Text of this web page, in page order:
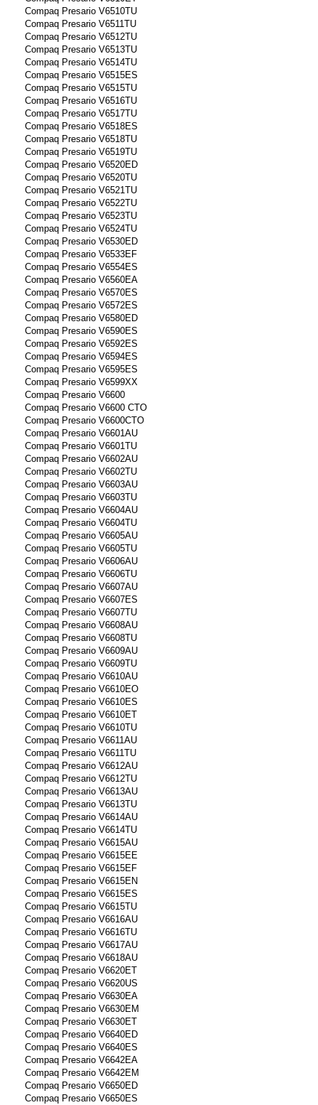
Compaq Presario V6510TU
Compaq Presario V6511TU
Compaq Presario V6512TU
Compaq Presario V6513TU
Compaq Presario V6514TU
Compaq Presario V6515ES
Compaq Presario V6515TU
Compaq Presario V6516TU
Compaq Presario V6517TU
Compaq Presario V6518ES
Compaq Presario V6518TU
Compaq Presario V6519TU
Compaq Presario V6520ED
Compaq Presario V6520TU
Compaq Presario V6521TU
Compaq Presario V6522TU
Compaq Presario V6523TU
Compaq Presario V6524TU
Compaq Presario V6530ED
Compaq Presario V6533EF
Compaq Presario V6554ES
Compaq Presario V6560EA
Compaq Presario V6570ES
Compaq Presario V6572ES
Compaq Presario V6580ED
Compaq Presario V6590ES
Compaq Presario V6592ES
Compaq Presario V6594ES
Compaq Presario V6595ES
Compaq Presario V6599XX
Compaq Presario V6600
Compaq Presario V6600 CTO
Compaq Presario V6600CTO
Compaq Presario V6601AU
Compaq Presario V6601TU
Compaq Presario V6602AU
Compaq Presario V6602TU
Compaq Presario V6603AU
Compaq Presario V6603TU
Compaq Presario V6604AU
Compaq Presario V6604TU
Compaq Presario V6605AU
Compaq Presario V6605TU
Compaq Presario V6606AU
Compaq Presario V6606TU
Compaq Presario V6607AU
Compaq Presario V6607ES
Compaq Presario V6607TU
Compaq Presario V6608AU
Compaq Presario V6608TU
Compaq Presario V6609AU
Compaq Presario V6609TU
Compaq Presario V6610AU
Compaq Presario V6610EO
Compaq Presario V6610ES
Compaq Presario V6610ET
Compaq Presario V6610TU
Compaq Presario V6611AU
Compaq Presario V6611TU
Compaq Presario V6612AU
Compaq Presario V6612TU
Compaq Presario V6613AU
Compaq Presario V6613TU
Compaq Presario V6614AU
Compaq Presario V6614TU
Compaq Presario V6615AU
Compaq Presario V6615EE
Compaq Presario V6615EF
Compaq Presario V6615EN
Compaq Presario V6615ES
Compaq Presario V6615TU
Compaq Presario V6616AU
Compaq Presario V6616TU
Compaq Presario V6617AU
Compaq Presario V6618AU
Compaq Presario V6620ET
Compaq Presario V6620US
Compaq Presario V6630EA
Compaq Presario V6630EM
Compaq Presario V6630ET
Compaq Presario V6640ED
Compaq Presario V6640ES
Compaq Presario V6642EA
Compaq Presario V6642EM
Compaq Presario V6650ED
Compaq Presario V6650ES